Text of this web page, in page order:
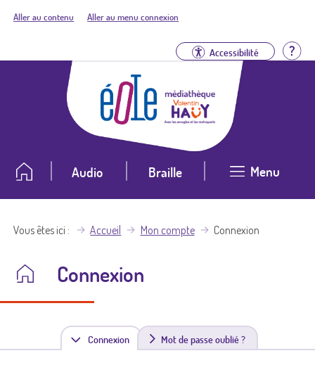
Aller au contenu Aller au menu connexion
Accessibilité
Audio Braille Menu
Vous êtes ici Accueil Mon compte Connexion
Connexion
Connexion(
Mot de passe oublié ?